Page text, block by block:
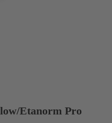
Etanorm Pro